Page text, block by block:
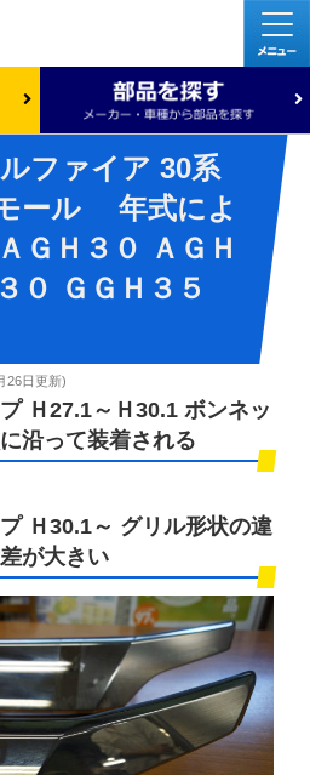
ファイア 30系
ール 年式によ
ＧＨ３０ ＡＧＨ
０ ＧＧＨ３５
26日更新)
Ｈ27.1～Ｈ30.1 ボンネッ
沿って装着される
Ｈ30.1～ グリル形状の違
が大きい